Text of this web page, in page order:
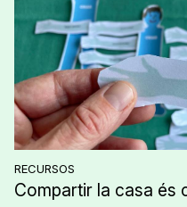
RECURSOS
Compartir la casa és